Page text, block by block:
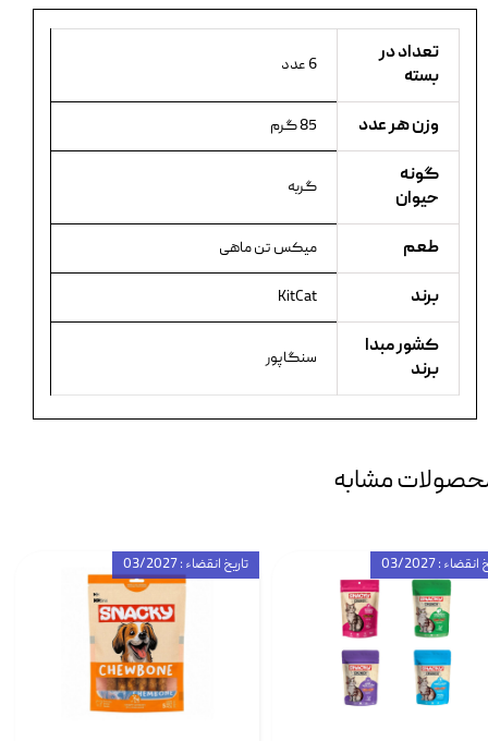
تعداد در
بسته
6 عدد
وزن هر عدد 85 گرم
گونه
حیوان
گربه
طعم میکس تن ماهی
برند KitCat
کشور مبدا
برند
سنگاپور
مشابه
تاریخ انقضاء : 03/2027 : 03/2027